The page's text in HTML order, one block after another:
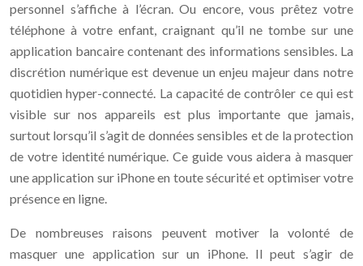
personnel s’affiche à l’écran. Ou encore, vous prêtez votre
téléphone à votre enfant, craignant qu’il ne tombe sur une
application bancaire contenant des informations sensibles. La
discrétion numérique est devenue un enjeu majeur dans notre
quotidien hyper-connecté. La capacité de contrôler ce qui est
visible sur nos appareils est plus importante que jamais,
surtout lorsqu’il s’agit de données sensibles et de la protection
de votre identité numérique. Ce guide vous aidera à masquer
une application sur iPhone en toute sécurité et optimiser votre
présence en ligne.
De nombreuses raisons peuvent motiver la volonté de
masquer une application sur un iPhone. Il peut s’agir de